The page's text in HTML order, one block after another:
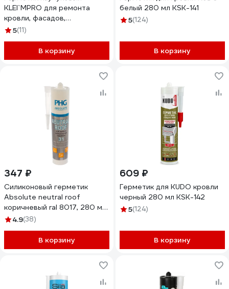
KLEI`MPRO для ремонта
кровли, фасадов,
водостоков 5089
5(11)
В корзину
белый 280 мл KSK-141
5(124)
В корзину
347 ₽
Силиконовый герметик
Absolute neutral roof
коричневый ral 8017, 280 мл
PHG 448750
4.9(38)
В корзину
609 ₽
Герметик для KUDO кровли
черный 280 мл KSK-142
5(124)
В корзину